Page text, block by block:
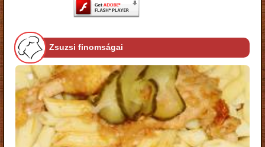
Zsuzsi finomságai